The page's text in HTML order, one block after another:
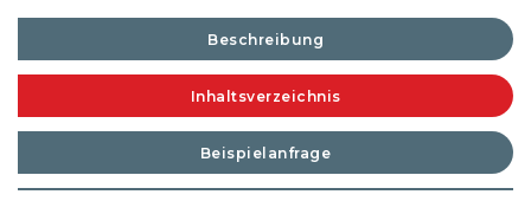
Beschreibung
Inhaltsverzeichnis
Beispielanfrage